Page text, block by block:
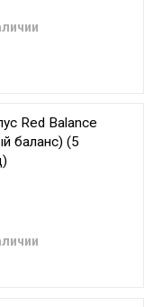
Red Balance
баланс) (5